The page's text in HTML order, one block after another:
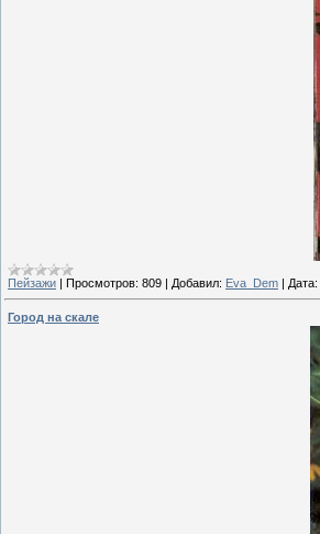
Пейзажи | Просмотров: 809 | Добавил: Eva_Dem | Дата:
Город на скале